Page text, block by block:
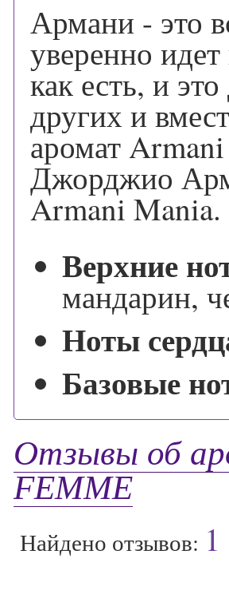
Армани - это
уверенно
как есть, и
других и
аромат
Джорджио
Armani Mania.
Верхние
мандарин,
Ноты
Базовые
Отзывы об
FEMME
Найдено отзывов: 1